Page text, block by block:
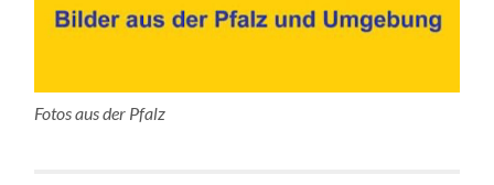
Fotos aus der Pfalz